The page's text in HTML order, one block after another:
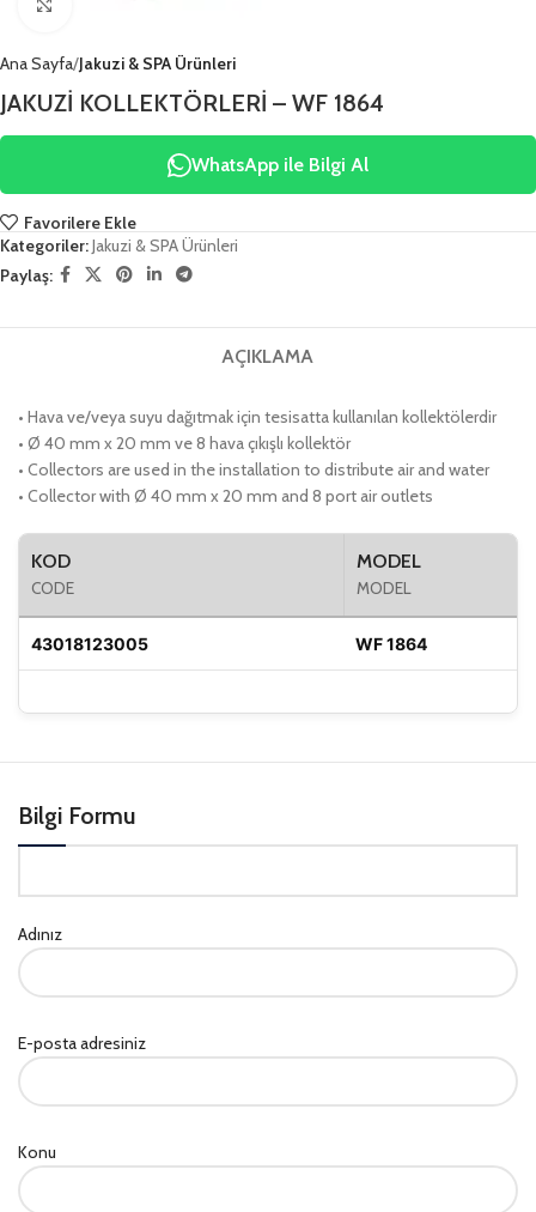
Ana Sayfa Jakuzi & SPA Ürünleri
JAKUZİ KOLLEKTÖRLERİ – WF 1864
WhatsApp ile Bilgi Al
Favorilere Ekle
Kategoriler:Jakuzi & SPA Ürünleri
Paylaş:
AÇIKLAMA
• Hava ve/veya suyu dağıtmak için tesisatta kullanılan kollektölerdir
• Ø 40 mm x 20 mm ve 8 hava çıkışlı kollektör
• Collectors are used in the installation to distribute air and water
• Collector with Ø 40 mm x 20 mm and 8 port air outlets
KOD
CODE
MODEL
MODEL
43018123005 WF 1864
Bilgi Formu
Adınız
E-posta adresiniz
Konu